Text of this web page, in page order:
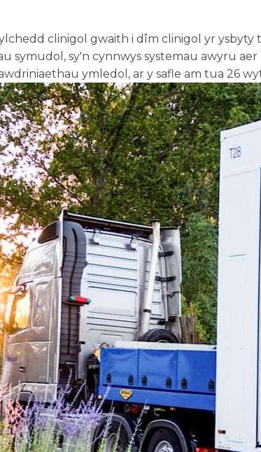
clinigol gwaith i dîm clinigol yr ysbyty
symudol, sy'n cynnwys systemau awyru
ymledol, ar y safle am tua 26